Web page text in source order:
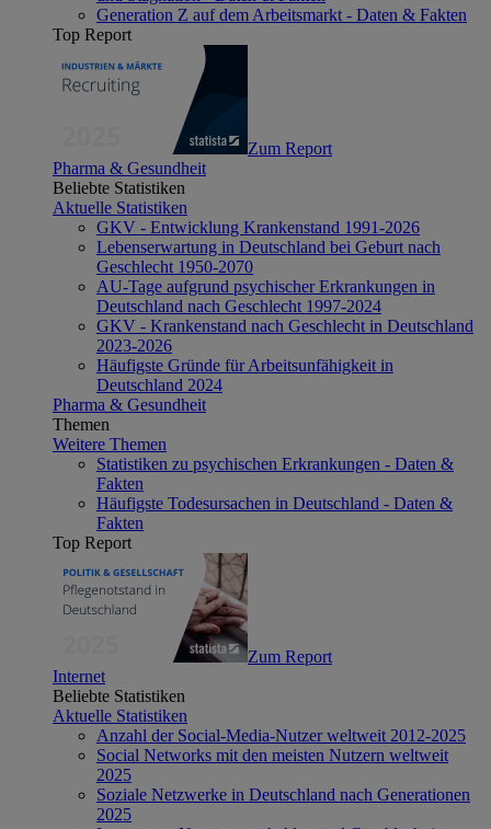
Generation Z auf dem Arbeitsmarkt - Daten & Fakten
Top Report
Zum Report
Pharma & Gesundheit
Beliebte Statistiken
Aktuelle Statistiken
GKV - Entwicklung Krankenstand 1991-2026
Lebenserwartung in Deutschland bei Geburt nach
Geschlecht 1950-2070
AU-Tage aufgrund psychischer Erkrankungen in
Deutschland nach Geschlecht 1997-2024
GKV - Krankenstand nach Geschlecht in Deutschland
2023-2026
Häufigste Gründe für Arbeitsunfähigkeit in
Deutschland 2024
Pharma & Gesundheit
Themen
Weitere Themen
Statistiken zu psychischen Erkrankungen - Daten &
Fakten
Häufigste Todesursachen in Deutschland - Daten &
Fakten
Top Report
Zum Report
Internet
Beliebte Statistiken
Aktuelle Statistiken
Anzahl der Social-Media-Nutzer weltweit 2012-2025
Social Networks mit den meisten Nutzern weltweit
2025
Soziale Netzwerke in Deutschland nach Generationen
2025